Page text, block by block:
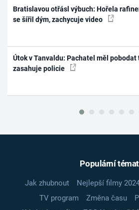
Bratislavou otřásl výbuch: Hořela
se šířil dým, zachycuje video
Útok v Tanvaldu: Pachatel měl
zasahuje policie
Populární
Jak zhubnout Nejlepší filmy
TV program
Změna času